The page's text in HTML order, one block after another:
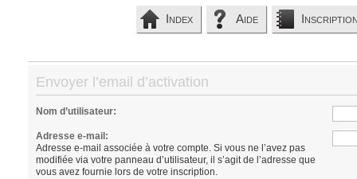
Index Aide
Envoyer l’email d’activation
Nom d’utilisateur:
Adresse e-mail:
Adresse e-mail associée à votre compte. Si vous ne l’avez pas
modifiée via votre panneau d’utilisateur, il s’agit de l’adresse que
vous avez fournie lors de votre inscription.